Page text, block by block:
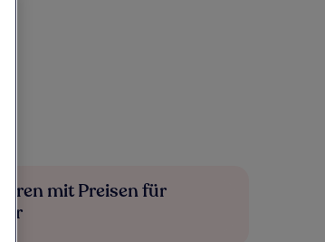
mit Preisen für